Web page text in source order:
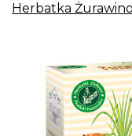
Herbatka